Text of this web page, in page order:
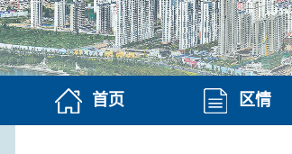
首页 区情